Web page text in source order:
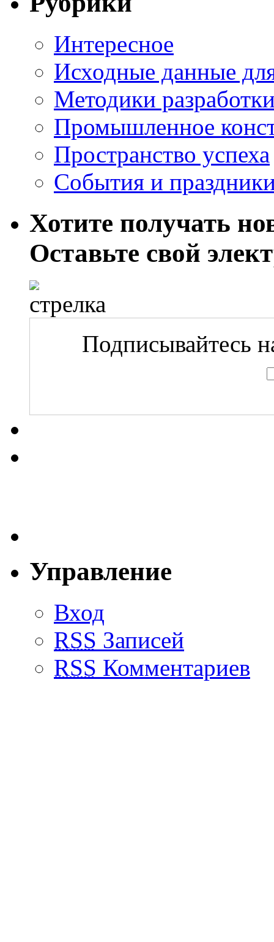
Интересное
Исходные данные
Методики
Промышленное
Пространство успеха
События и
Хотите получать
Оставьте свой
Подписывайтесь
Управление
Вход
RSS Записей
RSS Комментариев